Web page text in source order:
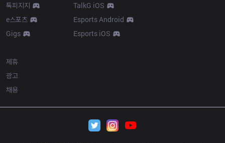
톡피지지
e스포츠
Gigs
TalkG iOS
Esports Android
Esports iOS
제휴
광고
채용